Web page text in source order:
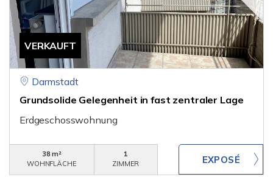
VERKAUFT
Darmstadt
Grundsolide Gelegenheit in fast zentraler Lage
Erdgeschosswohnung
38 m²
WOHNFLÄCHE
1
ZIMMER